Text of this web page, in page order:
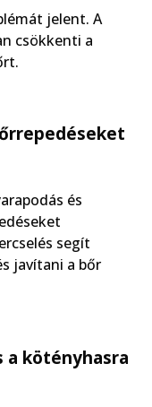
jelent. A
csökkenti a
és
segít
javítani a bőr
a kötényhasra